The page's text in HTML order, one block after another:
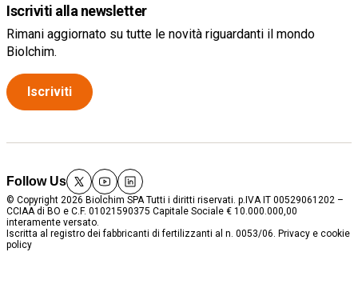
Iscriviti alla newsletter
Rimani aggiornato su tutte le novità riguardanti il mondo
Biolchim.
Iscriviti
Follow Us
twitteryoutube
linkedin
© Copyright 2026 Biolchim SPA Tutti i diritti riservati. p.IVA IT 00529061202 –
CCIAA di BO e C.F. 01021590375 Capitale Sociale € 10.000.000,00
interamente versato.
Iscritta al registro dei fabbricanti di fertilizzanti al n. 0053/06. Privacy e cookie
policy